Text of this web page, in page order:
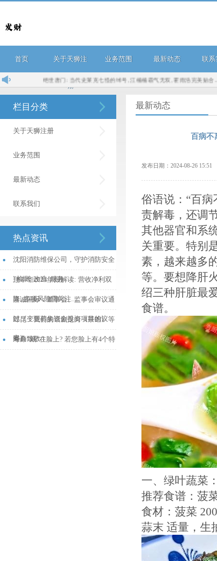
首页 关于天狮注
册
业务范围 最新动态 联系
绝世唐门: 当代史莱克七怪的绰号, 江楠楠霸气无双, 霍雨浩完美贴合... 民生证
栏目分类
关于天狮注册
业务范围
最新动态
联系我们
热点资讯
沈阳消防维保公司，守护消防安全
_检测_改造_服务...
翔丰华2024年报解读: 营收净利双
降, 多项风险需关注...
嘉诚国际：董事会、监事会审议通
过《变更募集资金投资项目的议
案》...
郎昆：我们的话剧是向《茶馆》等
经典致敬！...
寿命“藏”在脸上? 若您脸上有4个特
最新动态
百病不
发布日期：2024-08-26
俗语说：“百
责解毒，还调
其他器官和系
关重要。特别
素，越来越多
等。要想降肝
绍三种肝脏最
食谱。
一、绿叶蔬菜
推荐食谱：菠
食材：菠菜
蒜末 适量，生